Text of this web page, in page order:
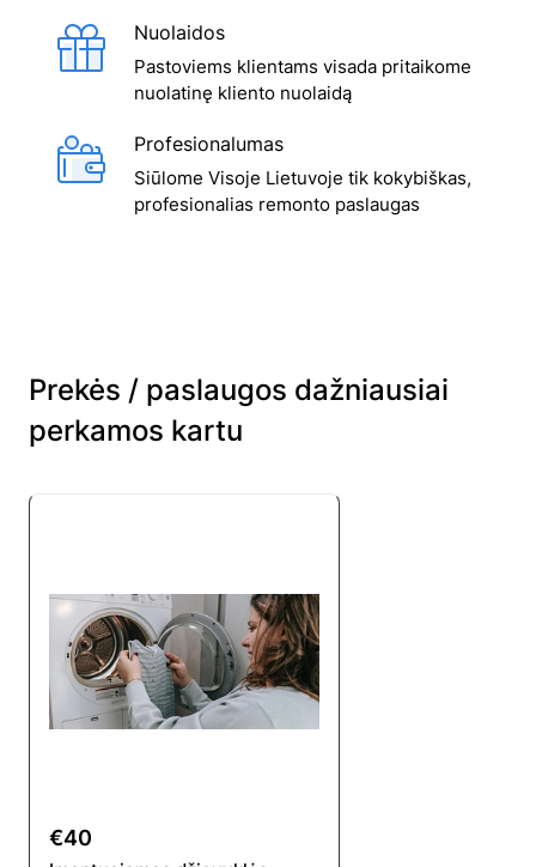
Nuolaidos
Pastoviems klientams visada pritaikome
nuolatinę kliento nuolaidą
Profesionalumas
Siūlome Visoje Lietuvoje tik kokybiškas,
profesionalias remonto paslaugas
Prekės / paslaugos dažniausiai
perkamos kartu
€40